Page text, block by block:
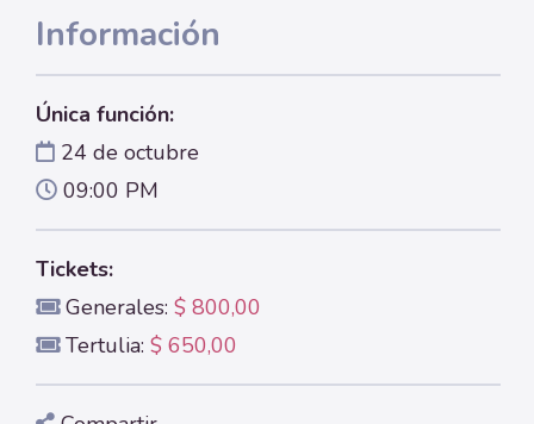
Información
Única función:
24 de octubre
09:00 PM
Tickets:
Generales: $ 800,00
Tertulia: $ 650,00